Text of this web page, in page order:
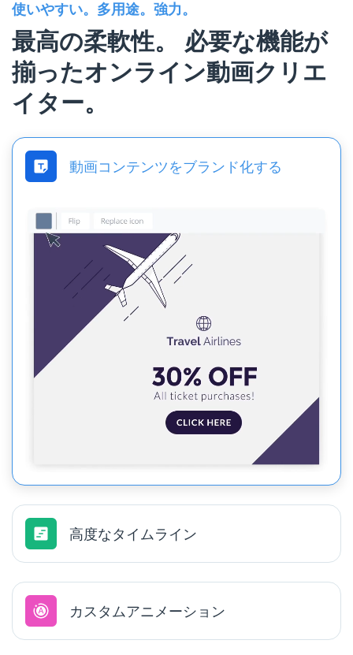
使いやすい。多用途。強力。
最高の柔軟性。
必要な機能が
揃ったオンライン動画クリエ
イター。
動画コンテンツをブランド化する
高度なタイムライン
カスタムアニメーション